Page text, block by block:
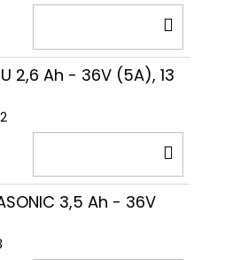
2,6 Ah - 36V (5A), 13
3,5 Ah - 36V